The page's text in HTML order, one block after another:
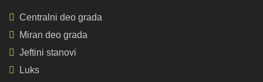
Centralni deo grada
Miran deo grada
Jeftini stanovi
Luks